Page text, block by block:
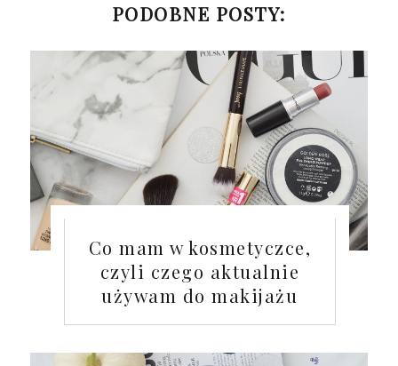
PODOBNE POSTY:
Co mam w kosmetyczce,
czyli czego aktualnie
używam do makijażu